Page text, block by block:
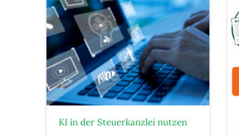
KI in der Steuerkanzlei nutzen